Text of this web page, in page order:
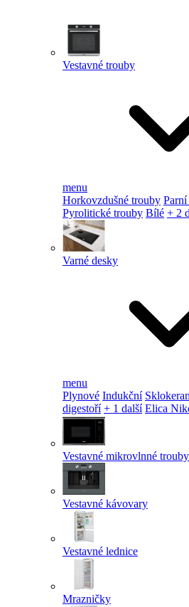
Vestavné trouby
menu
Horkovzdušné trouby
Pyrolitické trouby Bílé + 2
Varné desky
menu
Plynové Indukční
digestoří + 1 další Elica
Vestavné mikrovlnné trouby
Vestavné kávovary
Vestavné lednice
Mrazničky